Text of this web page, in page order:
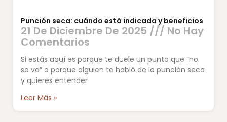
Punción seca: cuándo está indicada y beneficios
21 De Diciembre De 2025 No Hay
Comentarios
Si estás aquí es porque te duele un punto que “no
se va” o porque alguien te habló de la punción seca
y quieres entender
Leer Más »